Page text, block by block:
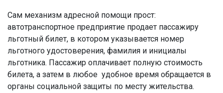
Сам механизм адресной помощи прост:
автотранспортное предприятие продает пассажиру
льготный билет, в котором указывается номер
льготного удостоверения, фамилия и инициалы
льготника. Пассажир оплачивает полную стоимость
билета, а затем в любое удобное время обращается в
органы социальной защиты по месту жительства.